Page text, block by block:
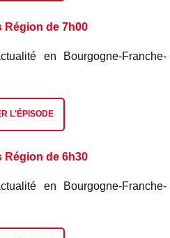
Région de 7h00
en Bourgogne-Franche-
L'ÉPISODE
Région de 6h30
en Bourgogne-Franche-